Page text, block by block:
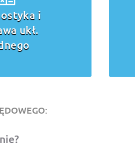
i
ukł.